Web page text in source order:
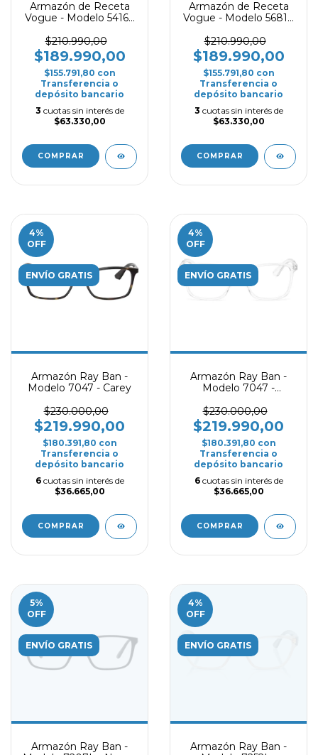
Armazón de Receta
Vogue - Modelo 5416L
$210.990,00
$189.990,00
$155.791,80 con
Transferencia o
depósito bancario
3 cuotas sin interés de
$63.330,00
COMPRAR
Armazón de Receta
Vogue - Modelo 5681L
$210.990,00
$189.990,00
$155.791,80 con
Transferencia o
depósito bancario
3 cuotas sin interés de
$63.330,00
COMPRAR
4%
OFF
ENVÍO GRATIS
Armazón Ray Ban -
Modelo 7047 - Carey
$230.000,00
$219.990,00
$180.391,80 con
Transferencia o
depósito bancario
6 cuotas sin interés de
$36.665,00
COMPRAR
4%
OFF
ENVÍO GRATIS
Armazón Ray Ban -
Modelo 7047 -
$230.000,00
$219.990,00
$180.391,80 con
Transferencia o
depósito bancario
6 cuotas sin interés de
$36.665,00
COMPRAR
5%
OFF
ENVÍO GRATIS
Armazón Ray Ban -
4%
OFF
ENVÍO GRATIS
Armazón Ray Ban -